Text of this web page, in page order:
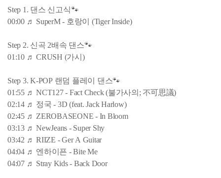
Step 1. 댄스 신고식🐾
00:00 ♬ SuperM - 호랑이 (Tiger Inside)
Step 2. 신곡 2배속 댄스🐾
01:10 ♬ CRUSH (가시)
Step 3. K-POP 랜덤 플레이 댄스🐾
01:55 ♬ NCT127 - Fact Check (불가사의; 不可思議)
02:14 ♬ 정국 - 3D (feat. Jack Harlow)
02:45 ♬ ZEROBASEONE - In Bloom
03:13 ♬ NewJeans - Super Shy
03:42 ♬ RIIZE - Ger A Guitar
04:04 ♬ 엔하이픈 - Bite Me
04:07 ♬ Stray Kids - Back Door